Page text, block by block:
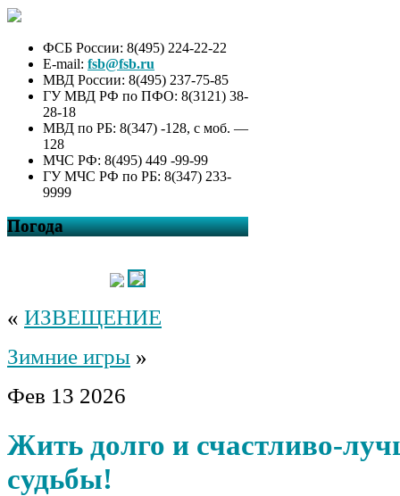
ФСБ России: 8(495) 224-22-22
E-mail: fsb@fsb.ru
МВД России: 8(495) 237-75-85
ГУ МВД РФ по ПФО: 8(3121) 38-
28-18
МВД по РБ: 8(347) -128, с моб. —
128
МЧС РФ: 8(495) 449 -99-99
ГУ МЧС РФ по РБ: 8(347) 233-
9999
Погода
« ИЗВЕЩЕНИЕ
Зимние игры »
Фев 13 2026
Жить долго и счастливо-
судьбы!